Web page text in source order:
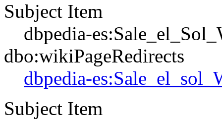
Subject Item
dbpedia-
dbo:wikiPageRedirects
dbpedia-
Subject Item